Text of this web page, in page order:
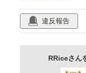
ハガキテンプレート
違反報告
RRiceさん